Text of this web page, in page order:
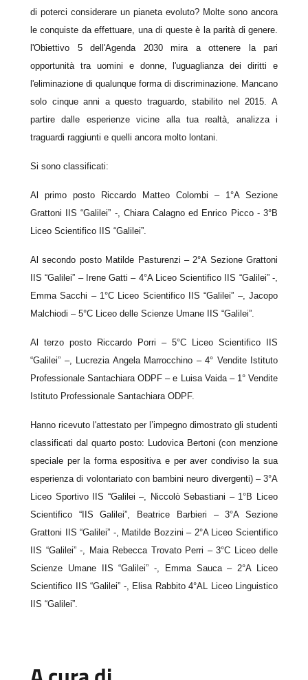
di poterci considerare un pianeta evoluto? Molte sono ancora
le conquiste da effettuare, una di queste è la parità di genere.
l'Obiettivo 5 dell'Agenda 2030 mira a ottenere la pari
opportunità tra uomini e donne, l'uguaglianza dei diritti e
l'eliminazione di qualunque forma di discriminazione. Mancano
solo cinque anni a questo traguardo, stabilito nel 2015. A
partire dalle esperienze vicine alla tua realtà, analizza i
traguardi raggiunti e quelli ancora molto lontani.
Si sono classificati:
Al primo posto Riccardo Matteo Colombi – 1°A Sezione
Grattoni IIS “Galilei” -, Chiara Calagno ed Enrico Picco - 3°B
Liceo Scientifico IIS “Galilei”.
Al secondo posto Matilde Pasturenzi – 2°A Sezione Grattoni
IIS “Galilei” – Irene Gatti – 4°A Liceo Scientifico IIS “Galilei” -,
Emma Sacchi – 1°C Liceo Scientifico IIS “Galilei” –, Jacopo
Malchiodi – 5°C Liceo delle Scienze Umane IIS “Galilei”.
Al terzo posto Riccardo Porri – 5°C Liceo Scientifico IIS
“Galilei” –, Lucrezia Angela Marrocchino – 4° Vendite Istituto
Professionale Santachiara ODPF – e Luisa Vaida – 1° Vendite
Istituto Professionale Santachiara ODPF.
Hanno ricevuto l'attestato per l’impegno dimostrato gli studenti
classificati dal quarto posto: Ludovica Bertoni (con menzione
speciale per la forma espositiva e per aver condiviso la sua
esperienza di volontariato con bambini neuro divergenti) – 3°A
Liceo Sportivo IIS “Galilei –, Niccolò Sebastiani – 1°B Liceo
Scientifico “IIS Galilei”, Beatrice Barbieri – 3°A Sezione
Grattoni IIS “Galilei” -, Matilde Bozzini – 2°A Liceo Scientifico
IIS “Galilei” -, Maia Rebecca Trovato Perri – 3°C Liceo delle
Scienze Umane IIS “Galilei” -, Emma Sauca – 2°A Liceo
Scientifico IIS “Galilei” -, Elisa Rabbito 4°AL Liceo Linguistico
IIS “Galilei”.